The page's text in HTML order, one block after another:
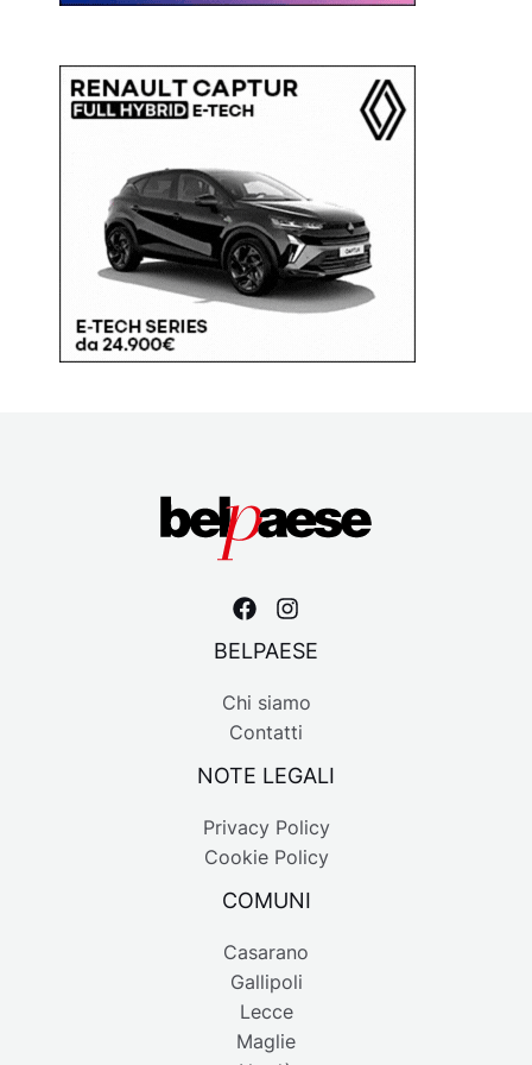
BELPAESE
Chi siamo
Contatti
NOTE LEGALI
Privacy Policy
Cookie Policy
COMUNI
Casarano
Gallipoli
Lecce
Maglie